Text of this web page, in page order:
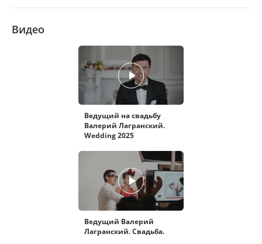
Видео
Ведущий на свадьбу
Валерий Лагранский.
Wedding 2025
Ведущий Валерий
Лагранский. Свадьба.